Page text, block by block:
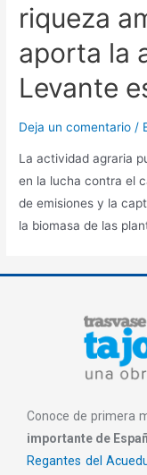
riqueza
aporta la
Levante
Deja un comentario /
La actividad agraria
en la lucha contra el
de emisiones y la
la biomasa de las
Conoce de primera
importante de
Regantes del